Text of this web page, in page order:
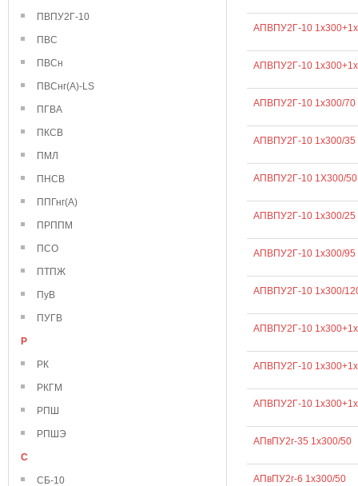
ПВПУ2Г-10
ПВС
ПВСн
ПВСнг(А)-LS
ПГВА
ПКСВ
ПМЛ
ПНСВ
ППГнг(А)
ПРППМ
ПСО
ПТПЖ
ПуВ
ПУГВ
Р
РК
РКГМ
РПШ
РПШЭ
С
СБ-10
АПВПУ2Г-10
АПВПУ2Г-10
АПВПУ2Г-10 1х300/70
АПВПУ2Г-10 1х300/35
АПВПУ2Г-10 1Х300/50
АПВПУ2Г-10 1х300/25
АПВПУ2Г-10 1х300/95
АПВПУ2Г-10 1х300/
АПВПУ2Г-10
АПВПУ2Г-10
АПВПУ2Г-10
АПвПУ2г-35 1х300/50
АПвПУ2г-6 1х300/50